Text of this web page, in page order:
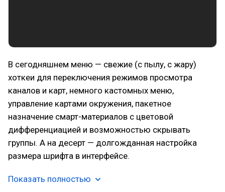
В сегодняшнем меню — свежие (с пылу, с жару)
хоткеи для переключения режимов просмотра
каналов и карт, немного кастомных меню,
управление картами окружения, пакетное
назначение смарт-материалов с цветовой
дифференциацией и возможностью скрывать
группы. А на десерт — долгожданная настройка
размера шрифта в интерфейсе.
Показать полностью